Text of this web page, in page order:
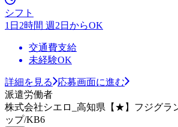
シフト
1日2時間 週2日からOK
交通費支給
未経験OK
詳細を見る
応募画面に進む
派遣労働者
株式会社シエロ_高知県【★】フジグラ
ップ/KB6